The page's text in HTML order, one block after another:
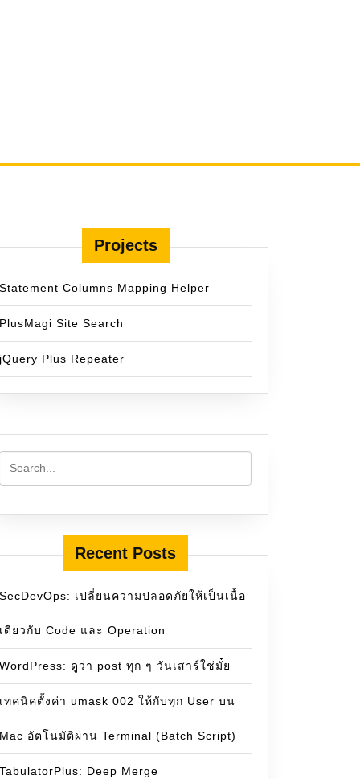
Projects
Statement Columns Mapping Helper
PlusMagi Site Search
jQuery Plus Repeater
Recent Posts
SecDevOps: เปลี่ยนความปลอดภัยให้เป็นเนื้อ
เดียวกับ Code และ Operation
WordPress: ดูว่า post ทุก ๆ วันเสาร์ใช่มั๋ย
เทคนิคตั้งค่า umask 002 ให้กับทุก User บน
Mac อัตโนมัติผ่าน Terminal (Batch Script)
TabulatorPlus: Deep Merge